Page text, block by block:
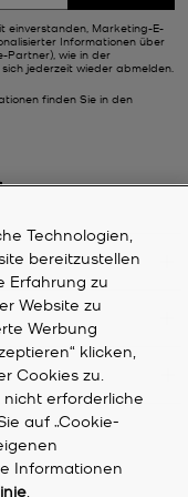
einverstanden, Marketing-E-
Informationen über
Partner), wie in der
jederzeit wieder abmelden.
finden Sie in den
Technologien,
bereitzustellen
Erfahrung zu
Website zu
Werbung
klicken,
Cookies zu.
nicht erforderliche
auf „Cookie-
Informationen
.